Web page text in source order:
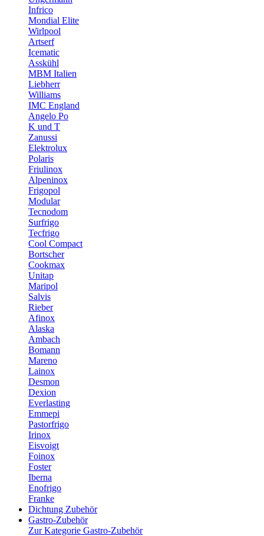
Infrico
Mondial Elite
Wirlpool
Artserf
Icematic
Asskühl
MBM Italien
Liebherr
Williams
IMC England
Angelo Po
K und T
Zanussi
Elektrolux
Polaris
Friulinox
Alpeninox
Frigopol
Modular
Tecnodom
Surfrigo
Tecfrigo
Cool Compact
Bortscher
Cookmax
Unitap
Maripol
Salvis
Rieber
Afinox
Alaska
Ambach
Bomann
Mareno
Lainox
Desmon
Dexion
Everlasting
Emmepi
Pastorfrigo
Irinox
Eisvoigt
Foinox
Foster
Iberna
Enofrigo
Franke
Dichtung Zubehör
Gastro-Zubehör
Zur Kategorie Gastro-Zubehör